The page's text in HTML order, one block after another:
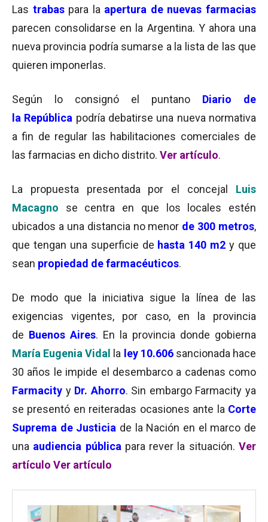
Las trabas para la apertura de nuevas farmacias
parecen consolidarse en la Argentina. Y ahora una
nueva provincia podría sumarse a la lista de las que
quieren imponerlas.
Según lo consignó el puntano Diario de
la República podría debatirse una nueva normativa
a fin de regular las habilitaciones comerciales de
las farmacias en dicho distrito. Ver artículo.
La propuesta presentada por el concejal Luis
Macagno
se centra en que los locales estén
ubicados a una distancia no menor de 300 metros,
que tengan una superficie de hasta 140 m2 y que
sean propiedad de farmacéuticos.
De modo que la iniciativa sigue la línea de las
exigencias vigentes, por caso, en la provincia
de Buenos Aires. En la provincia donde gobierna
María Eugenia Vidal
la ley 10.606 sancionada hace
30 años le impide el desembarco a cadenas como
Farmacity y Dr. Ahorro. Sin embargo Farmacity ya
se presentó en reiteradas ocasiones ante la Corte
Suprema de Justicia de la Nación en el marco de
una audiencia pública para rever la situación.Ver
artículo Ver artículo